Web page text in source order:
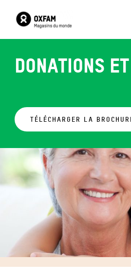
Donations
TÉLÉCHARGER LA